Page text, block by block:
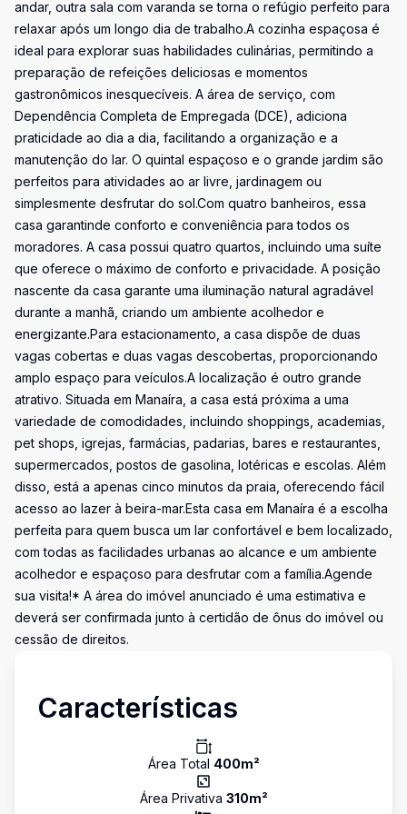
andar, outra sala com varanda se torna o refúgio perfeito para
relaxar após um longo dia de trabalho.A cozinha espaçosa é
ideal para explorar suas habilidades culinárias, permitindo a
preparação de refeições deliciosas e momentos
gastronômicos inesquecíveis. A área de serviço, com
Dependência Completa de Empregada (DCE), adiciona
praticidade ao dia a dia, facilitando a organização e a
manutenção do lar. O quintal espaçoso e o grande jardim são
perfeitos para atividades ao ar livre, jardinagem ou
simplesmente desfrutar do sol.Com quatro banheiros, essa
casa garantinde conforto e conveniência para todos os
moradores. A casa possui quatro quartos, incluindo uma suíte
que oferece o máximo de conforto e privacidade. A posição
nascente da casa garante uma iluminação natural agradável
durante a manhã, criando um ambiente acolhedor e
energizante.Para estacionamento, a casa dispõe de duas
vagas cobertas e duas vagas descobertas, proporcionando
amplo espaço para veículos.A localização é outro grande
atrativo. Situada em Manaíra, a casa está próxima a uma
variedade de comodidades, incluindo shoppings, academias,
pet shops, igrejas, farmácias, padarias, bares e restaurantes,
supermercados, postos de gasolina, lotéricas e escolas. Além
disso, está a apenas cinco minutos da praia, oferecendo fácil
acesso ao lazer à beira-mar.Esta casa em Manaíra é a escolha
perfeita para quem busca um lar confortável e bem localizado,
com todas as facilidades urbanas ao alcance e um ambiente
acolhedor e espaçoso para desfrutar com a família.Agende
sua visita!* A área do imóvel anunciado é uma estimativa e
deverá ser confirmada junto à certidão de ônus do imóvel ou
cessão de direitos.
Características
Área Total 400m²
Área Privativa 310m²